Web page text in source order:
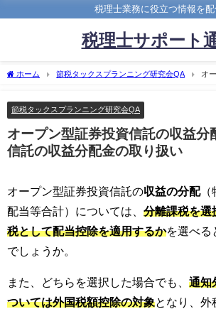
税理士業務に役立つ情報を配
税理士サポート
ホーム 節税タックスプランニング研究会QA
オ
節税タックスプランニング研究会QA
オープン型証券投資信託の収益分
信託の収益分配金の取り扱い
オープン型証券投資信託の収益の分配（
配当等合計）については、 分離課税を選
税として配当控除を適用するかを選べる
でしょうか。
また、どちらを選択した場合でも、 通知
ついては外国税額控除の対象となり、外